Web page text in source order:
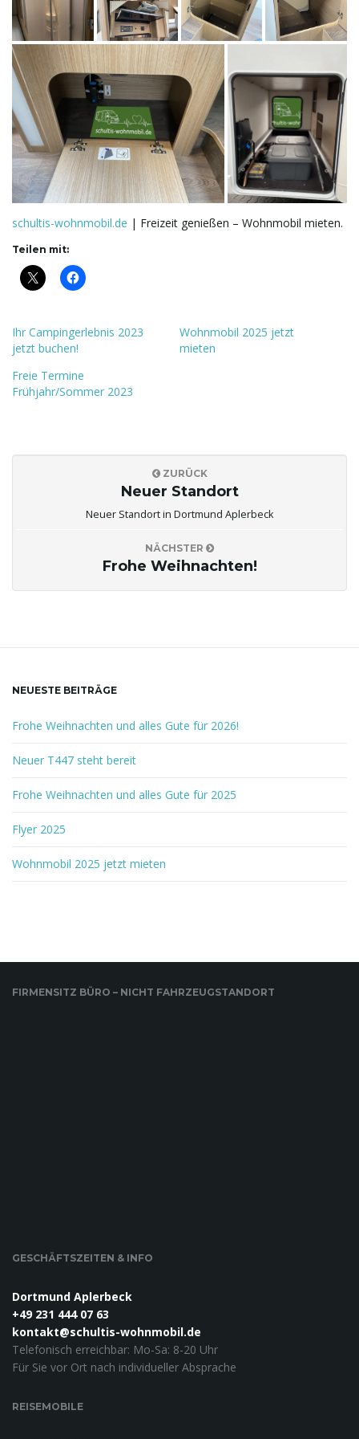
schultis-wohnmobil.de | Freizeit genießen – Wohnmobil mieten.
Teilen mit:
Ihr Campingerlebnis 2023
jetzt buchen!
Wohnmobil 2025 jetzt
mieten
Freie Termine
Frühjahr/Sommer 2023
ZURÜCK
Neuer Standort
Neuer Standort in Dortmund Aplerbeck
NÄCHSTER
Frohe Weihnachten!
NEUESTE BEITRÄGE
Frohe Weihnachten und alles Gute für 2026!
Neuer T447 steht bereit
Frohe Weihnachten und alles Gute für 2025
Flyer 2025
Wohnmobil 2025 jetzt mieten
FIRMENSITZ BÜRO – NICHT FAHRZEUGSTANDORT
GESCHÄFTSZEITEN & INFO
Dortmund Aplerbeck
+49 231 444 07 63
kontakt@schultis-wohnmobil.de
Telefonisch erreichbar: Mo-Sa: 8-20 Uhr
Für Sie vor Ort nach individueller Absprache
REISEMOBILE